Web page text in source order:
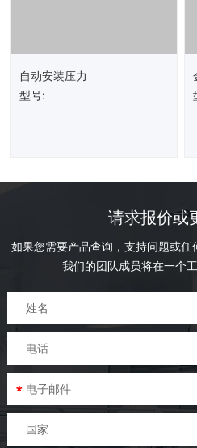
自动安装压力
型号:
请求报价或
如果您需要产品查询，支持问题或任
我们的团队成员将在一个